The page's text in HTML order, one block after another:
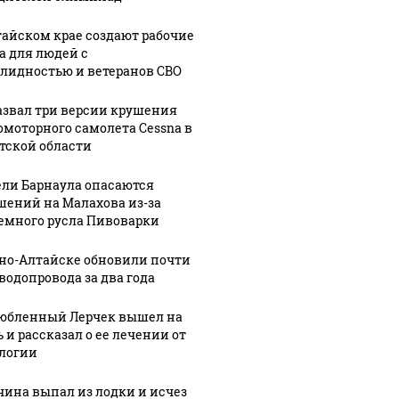
Медведь в
барнаульском
крае создают рабочие
для людей с
и ветеранов СВО
три версии крушения
самолета Cessna в
области
Барнаула опасаются
на Малахова из-за
русла Пивоварки
Алтайске обновили почти
за два года
Лерчек вышел на
и рассказал о ее лечении от
выпал из лодки и исчез